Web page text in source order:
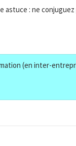
: ne
(en inter-